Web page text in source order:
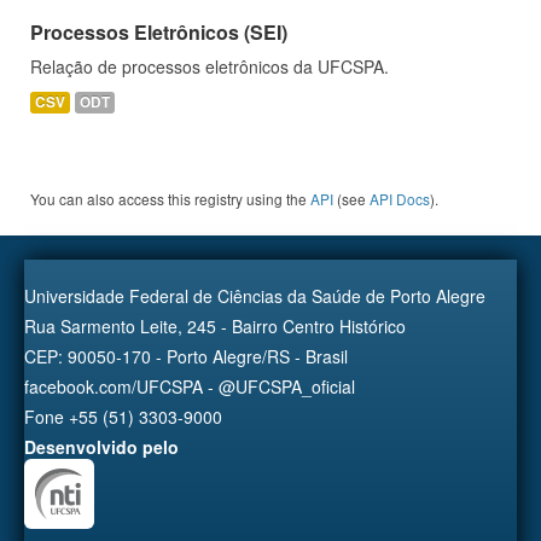
Processos Eletrônicos (SEI)
Relação de processos eletrônicos da UFCSPA.
CSV ODT
You can also access this registry using the API (see API Docs).
Universidade Federal de Ciências da Saúde de Porto Alegre
Rua Sarmento Leite, 245 - Bairro Centro Histórico
CEP: 90050-170 - Porto Alegre/RS - Brasil
facebook.com/UFCSPA - @UFCSPA_oficial
Fone +55 (51) 3303-9000
Desenvolvido pelo